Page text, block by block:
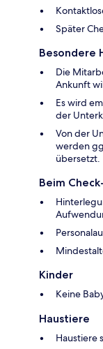
Später
Besondere
Die
Ankunft
Es wird
der
Von der
werden
übersetzt.
Beim
Kinder
Keine
Haustiere
Haustiere